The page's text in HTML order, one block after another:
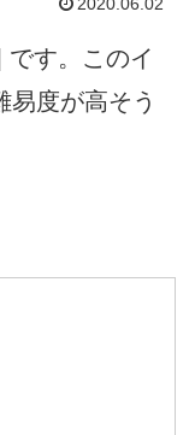
す。このイ
易度が高そう